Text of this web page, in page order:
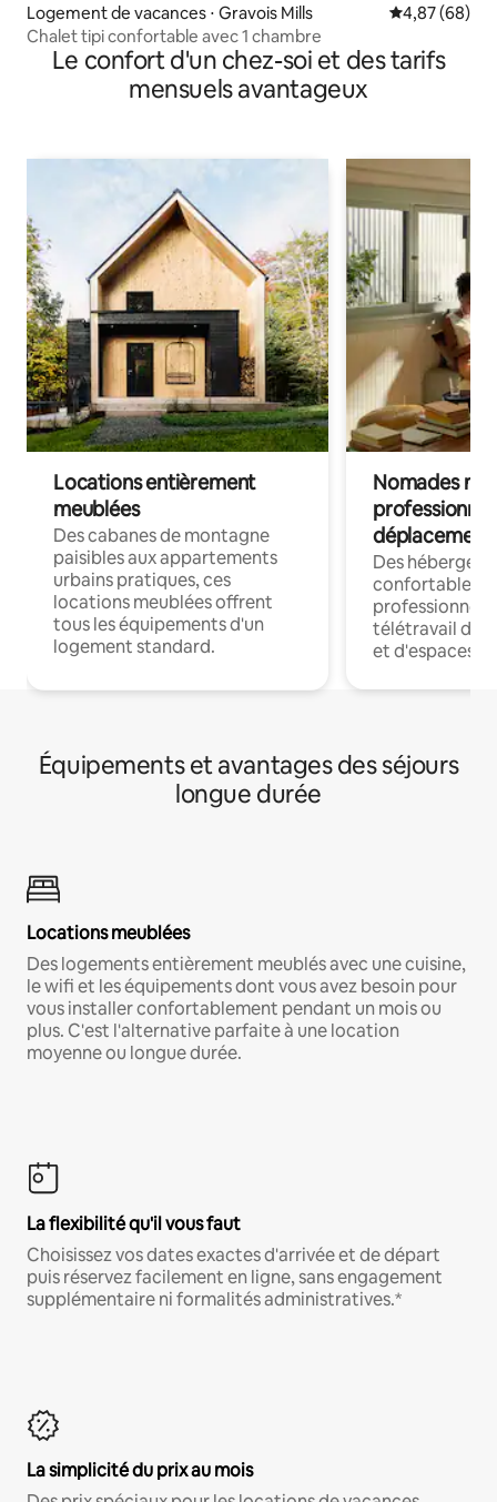
Logement de vacances ⋅ Gravois Mills Évaluation
4,87 (68)
Chalet tipi confortable avec 1 chambre
Le confort d'un chez-soi et des tarifs
mensuels avantageux
Locations entièrement
meublées
Des cabanes de montagne
paisibles aux appartements
urbains pratiques, ces
locations meublées offrent
tous les équipements d'un
logement standard.
Nomades
déplacement
Des
confortables
professionnels
télétravail
et d'espaces
Équipements et avantages des séjours
longue durée
Locations meublées
Des logements entièrement meublés avec une cuisine,
le wifi et les équipements dont vous avez besoin pour
vous installer confortablement pendant un mois ou
plus. C'est l'alternative parfaite à une location
moyenne ou longue durée.
La flexibilité qu'il vous faut
Choisissez vos dates exactes d'arrivée et de départ
puis réservez facilement en ligne, sans engagement
supplémentaire ni formalités administratives.*
La simplicité du prix au mois